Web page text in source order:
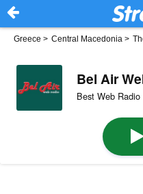
Greece > Central Macedonia >
Bel Air
Best Web